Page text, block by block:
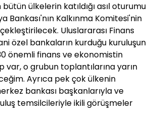
bütün ülkelerin katıldığı asıl oturumu
Bankası'nın Kalkınma Komitesi'nin
Uluslararası Finans
özel bankaların kurduğu kuruluşun
önemli finans ve ekonomistin
var, o grubun toplantılarına yarın
Ayrıca pek çok ülkenin
bankası başkanlarıyla ve
temsilcileriyle ikili görüşmeler